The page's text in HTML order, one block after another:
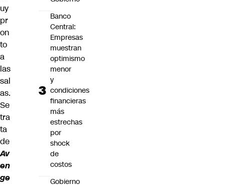
uy
pr
on
to
a
las
sal
as.
Se
tra
ta
de
Av
en
ge
Banco
Central:
Empresas
muestran
optimismo
menor
y
condiciones
financieras
más
estrechas
por
shock
de
costos
Gobierno